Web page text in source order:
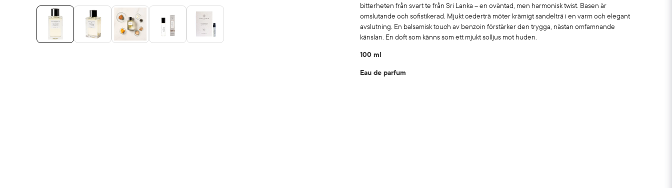
bitterheten från svart te från Sri Lanka – en oväntad, men harmonisk twist. Basen är
omslutande och sofistikerad. Mjukt cederträ möter krämigt sandelträ i en varm och elegant
avslutning. En balsamisk touch av benzoin förstärker den trygga, nästan omfamnande
känslan. En doft som känns som ett mjukt solljus mot huden.
100 ml
Eau de parfum